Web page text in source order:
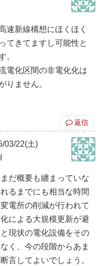
速新線構想にほくほく
てきてますし可能性と
。
電化区間の非電化化は
りません。
返信
03/22(土)
だ概要も纏まっていな
るまでにも相当な時間
電所の削減が行われて
による大規模更新が避
現状の電化設備をその
く、今の段階からあま
言してよいでしょう。